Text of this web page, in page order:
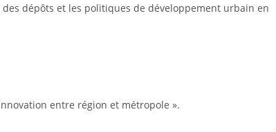
dépôts et les politiques de développement urbain en
entre région et métropole ».